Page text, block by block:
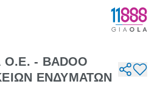
- BADOO
ΕΝΔΥΜΑΤΩΝ